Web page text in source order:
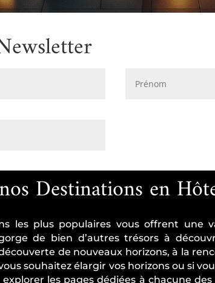
Destinations en
les plus populaires vous offrent une
de bien d’autres trésors à
de nouveaux horizons, à la
souhaitez élargir vos horizons ou si
les pages dédiées à chacune